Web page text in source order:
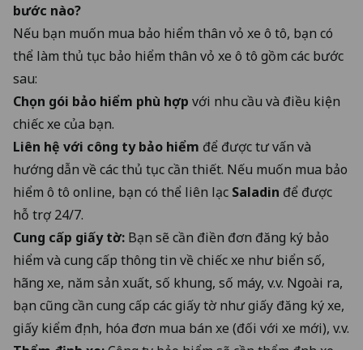
bước nào?
Nếu bạn muốn mua bảo hiểm thân vỏ xe ô tô, bạn có
thể làm thủ tục bảo hiểm thân vỏ xe ô tô gồm các bước
sau:
Chọn gói bảo hiểm phù hợp với nhu cầu và điều kiện
chiếc xe của bạn.
Liên hệ với công ty bảo hiểm để được tư vấn và
hướng dẫn về các thủ tục cần thiết. Nếu muốn mua bảo
hiểm ô tô online, bạn có thể liên lạc Saladin để được
hỗ trợ 24/7.
Cung cấp giấy tờ: Bạn sẽ cần điền đơn đăng ký bảo
hiểm và cung cấp thông tin về chiếc xe như biển số,
hãng xe, năm sản xuất, số khung, số máy, v.v. Ngoài ra,
bạn cũng cần cung cấp các giấy tờ như giấy đăng ký xe,
giấy kiểm định, hóa đơn mua bán xe (đối với xe mới), v.v.